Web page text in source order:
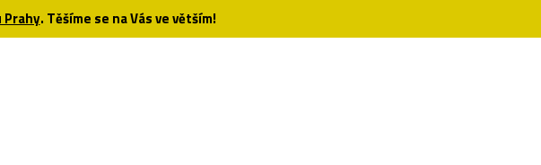
Prahy. Těšíme se na Vás ve větším!